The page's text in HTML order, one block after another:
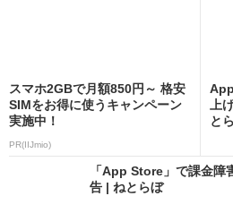
スマホ2GBで月額850円～ 格安
SIMをお得に使うキャンペーン
実施中！
PR(IIJmio)
上
と
「App Store」で課金
告 | ねとらぼ